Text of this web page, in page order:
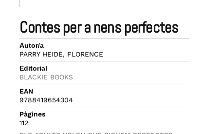
contes per a nens perfectes
Autor/a
PARRY HEIDE, FLORENCE
Editorial
BLACKIE BOOKS
EAN
9788419654304
Pàgines
112